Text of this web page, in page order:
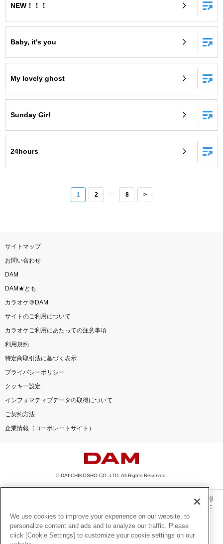
NEW！！！
Baby, it's you
My lovely ghost
Sunday Girl
24hours
1 2 8 >
サイトマップ
お問い合わせ
DAM
DAM★とも
カラオケ＠DAM
サイトのご利用について
カラオケご利用にあたっての注意事項
利用規約
特定商取引法に基づく表示
プライバシーポリシー
クッキー設定
インフォマティブデータの取得について
ご契約方法
企業情報（コーポレートサイト）
© DAIICHIKOSHO CO.,LTD. All Rights Reserved.
このサイトに掲載されている一切の文章・画像・写真・動画・音声等を、手段や形態
を問わず、著作権法の定める範囲を超えて無断で複製、転載、ファイル化などするこ
とを禁じます。
楽曲及びコンテンツは、機種によりご利用いただけない場合があります。
楽曲及びコンテンツの配信日、配信内容が変更になる場合があります。
We use cookies to improve your experience on our website, to
personalize content and ads and to analyze our traffic. Please
click [Cookie Settings] to customize your cookie settings on our